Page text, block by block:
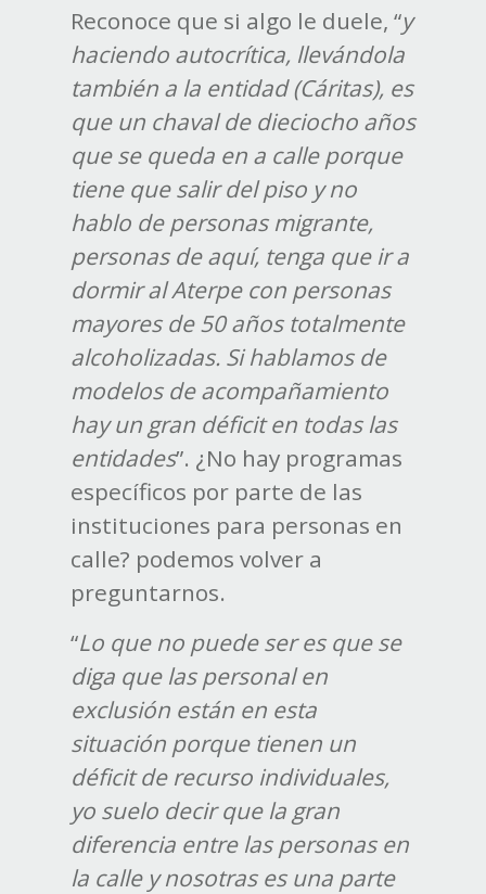
Reconoce que si algo le duele, “y
haciendo autocrítica, llevándola
también a la entidad (Cáritas), es
que un chaval de dieciocho años
que se queda en a calle porque
tiene que salir del piso y no
hablo de personas migrante,
personas de aquí, tenga que ir a
dormir al Aterpe con personas
mayores de 50 años totalmente
alcoholizadas. Si hablamos de
modelos de acompañamiento
hay un gran déficit en todas las
entidades”. ¿No hay programas
específicos por parte de las
instituciones para personas en
calle? podemos volver a
preguntarnos.
“Lo que no puede ser es que se
diga que las personal en
exclusión están en esta
situación porque tienen un
déficit de recurso individuales,
yo suelo decir que la gran
diferencia entre las personas en
la calle y nosotras es una parte